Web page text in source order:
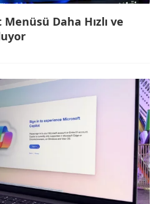
Daha Hızlı ve